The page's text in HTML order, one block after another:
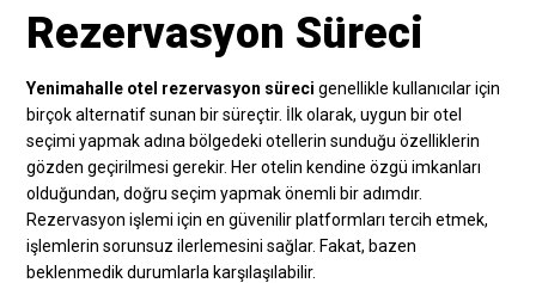
Rezervasyon Süreci
Yenimahalle otel rezervasyon süreci genellikle kullanıcılar için
birçok alternatif sunan bir süreçtir. İlk olarak, uygun bir otel
seçimi yapmak adına bölgedeki otellerin sunduğu özelliklerin
gözden geçirilmesi gerekir. Her otelin kendine özgü imkanları
olduğundan, doğru seçim yapmak önemli bir adımdır.
Rezervasyon işlemi için en güvenilir platformları tercih etmek,
işlemlerin sorunsuz ilerlemesini sağlar. Fakat, bazen
beklenmedik durumlarla karşılaşılabilir.